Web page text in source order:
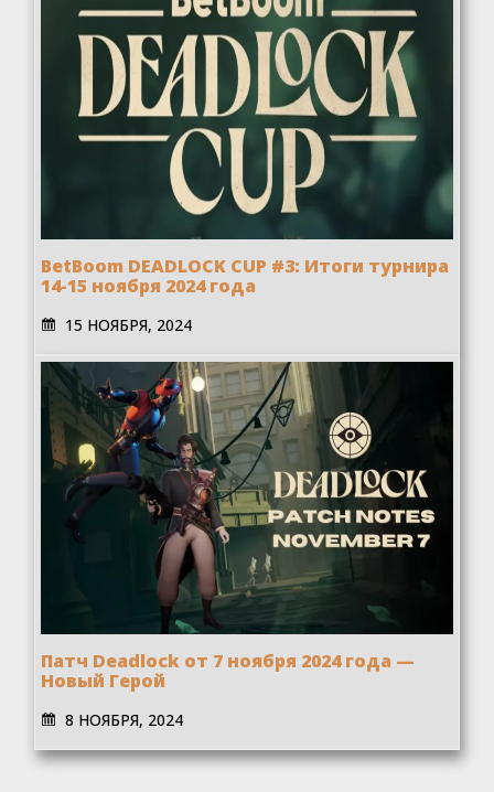
BetBoom DEADLOCK CUP #3: Итоги турнира
14-15 ноября 2024 года
15 НОЯБРЯ, 2024
Патч Deadlock от 7 ноября 2024 года —
Новый Герой
8 НОЯБРЯ, 2024